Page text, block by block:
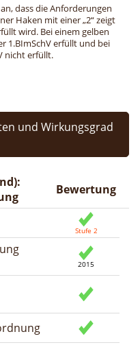
dass die Anforderungen
Haken mit einer „2“ zeigt
wird. Bei einem gelben
1.BImSchV erfüllt und bei
nicht erfüllt.
und Wirkungsgrad
Bewertung